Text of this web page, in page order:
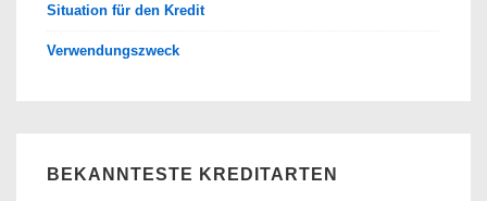
Situation für den Kredit
Verwendungszweck
BEKANNTESTE KREDITARTEN